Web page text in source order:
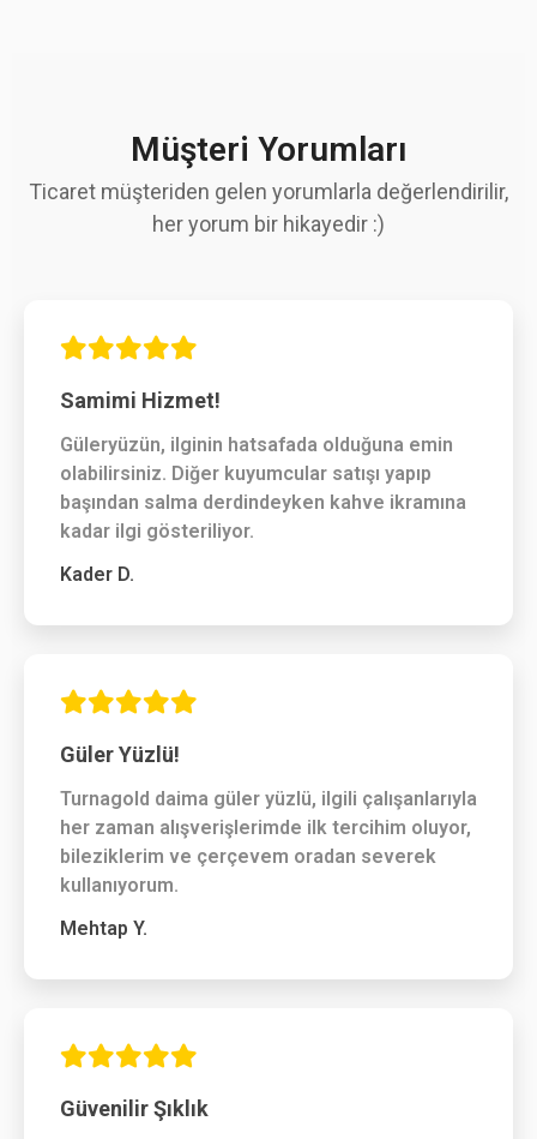
Müşteri Yorumları
Ticaret müşteriden gelen yorumlarla değerlendirilir,
her yorum bir hikayedir :)
Samimi Hizmet!
Güleryüzün, ilginin hatsafada olduğuna emin
olabilirsiniz. Diğer kuyumcular satışı yapıp
başından salma derdindeyken kahve ikramına
kadar ilgi gösteriliyor.
Kader D.
Güler Yüzlü!
Turnagold daima güler yüzlü, ilgili çalışanlarıyla
her zaman alışverişlerimde ilk tercihim oluyor,
bileziklerim ve çerçevem oradan severek
kullanıyorum.
Mehtap Y.
Güvenilir Şıklık